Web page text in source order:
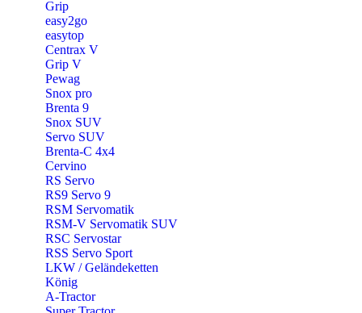
Grip
easy2go
easytop
Centrax V
Grip V
Pewag
Snox pro
Brenta 9
Snox SUV
Servo SUV
Brenta-C 4x4
Cervino
RS Servo
RS9 Servo 9
RSM Servomatik
RSM-V Servomatik SUV
RSC Servostar
RSS Servo Sport
LKW / Geländeketten
König
A-Tractor